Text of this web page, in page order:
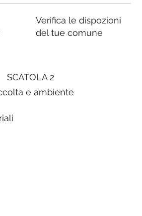
SCATOLA 2
e ambiente
Verifica le dispozioni
del tue comune